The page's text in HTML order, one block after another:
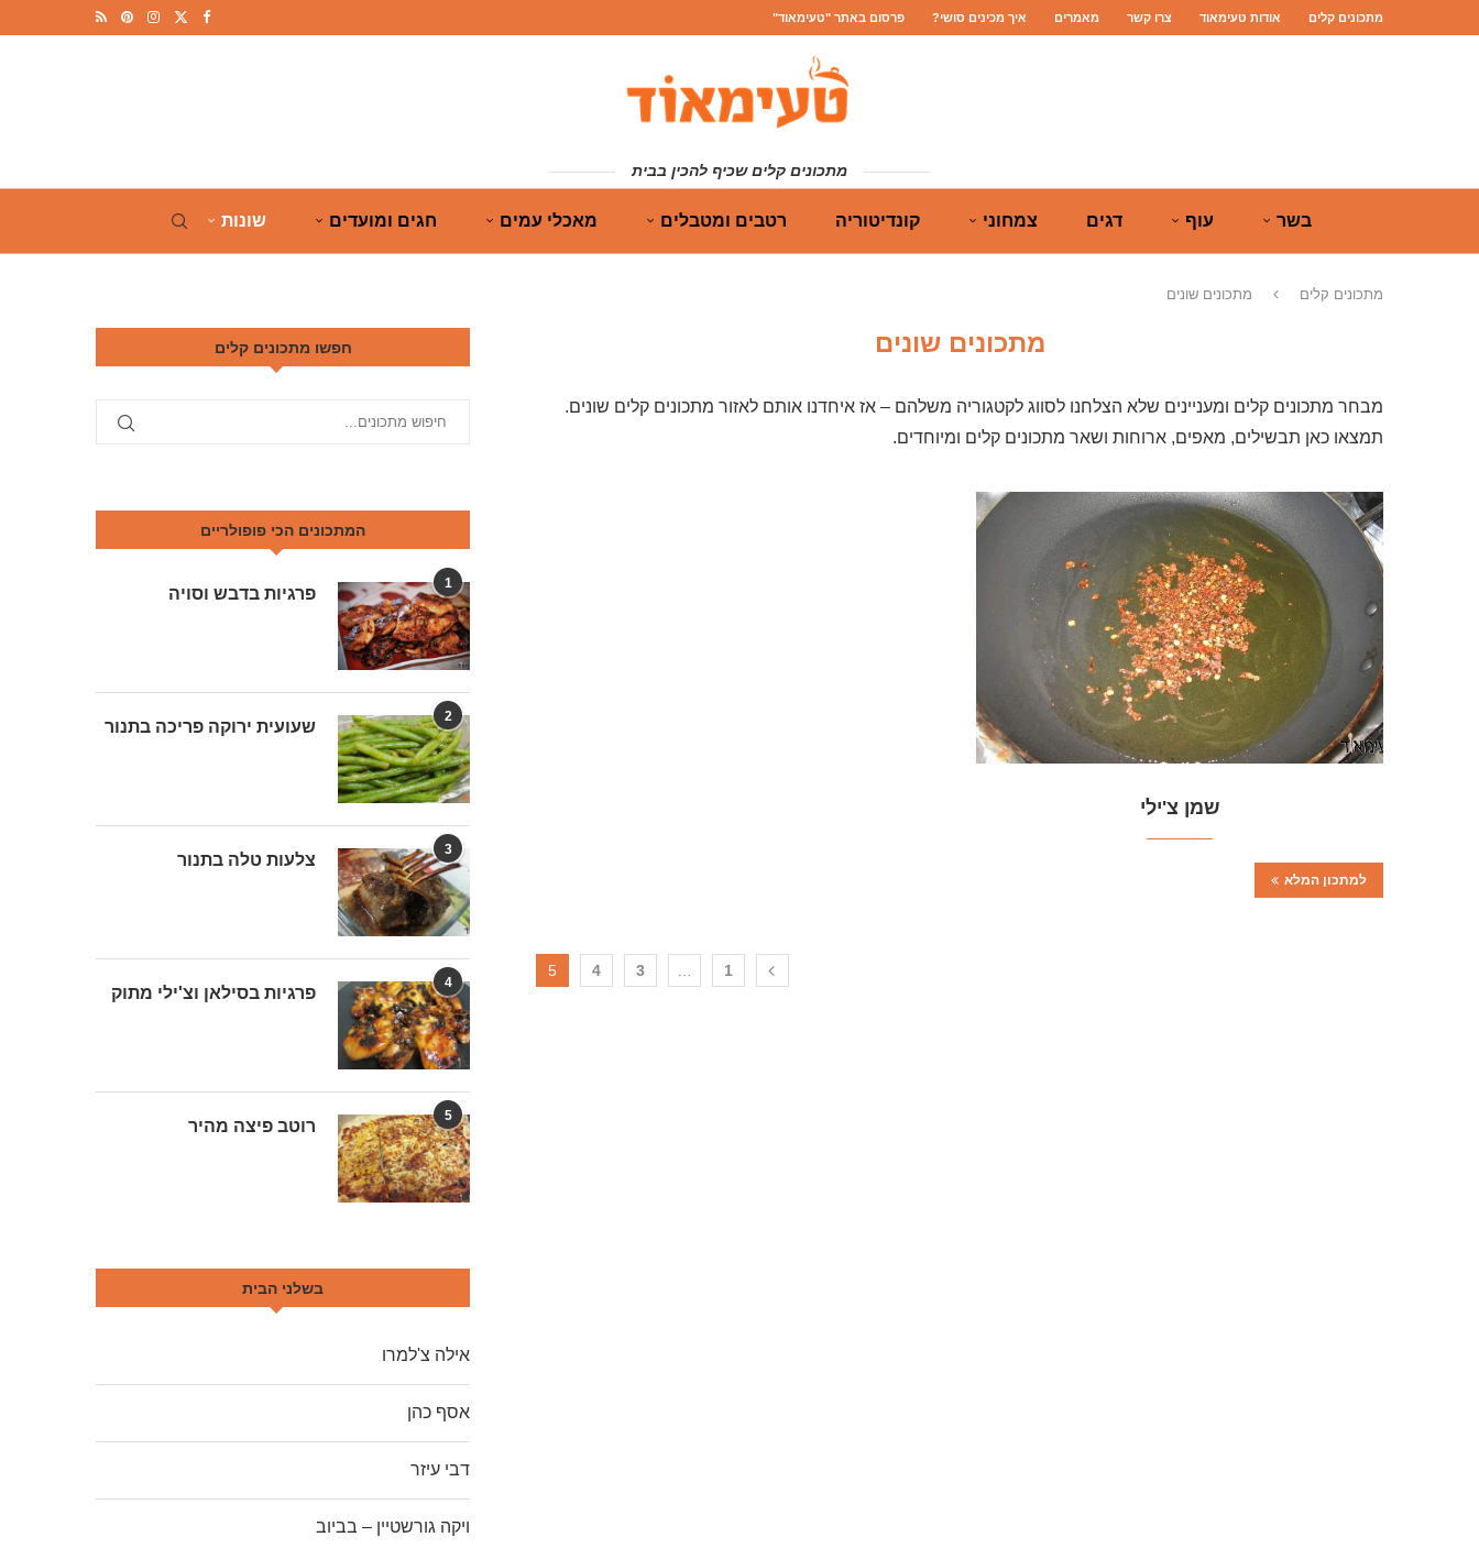
מתכונים קלים אודות טעימאוד צרו קשר מאמרים איך מכינים סושי? פרסום באתר "טעימאוד"
מתכונים קלים שכיף להכין בבית
בשר עוף דגים צמחוני קונדיטוריה רטבים ומטבלים מאכלי עמים חגים ומועדים שונות
מתכונים קלים מתכונים שונים
מתכונים שונים
מבחר מתכונים קלים ומעניינים שלא הצלחנו לסווג לקטגוריה משלהם – אז איחדנו אותם לאזור מתכונים קלים שונים.
תמצאו כאן תבשילים, מאפים, ארוחות ושאר מתכונים קלים ומיוחדים.
שמן צ'ילי
למתכון המלא
1
3
4
5
חפשו מתכונים קלים
המתכונים הכי פופולריים
1
פרגיות בדבש וסויה
2
שעועית ירוקה פריכה בתנור
3
צלעות טלה בתנור
4
פרגיות בסילאן וצ'ילי מתוק
5
רוטב פיצה מהיר
בשלני הבית
אילה צ'למרו
אסף כהן
דבי עיזר
ויקה גורשטיין – בביוב